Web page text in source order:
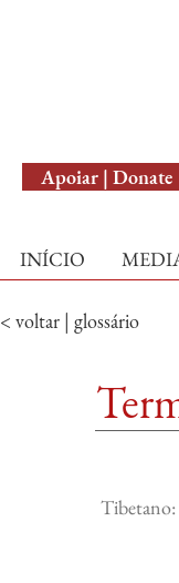
Apoiar | Donate
INÍCIO
< voltar | glossário
Tibetano: